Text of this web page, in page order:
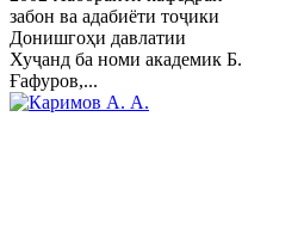
забон ва адабиёти тоҷики
Донишгоҳи давлатии
Хуҷанд ба номи академик Б.
Ғафуров,...